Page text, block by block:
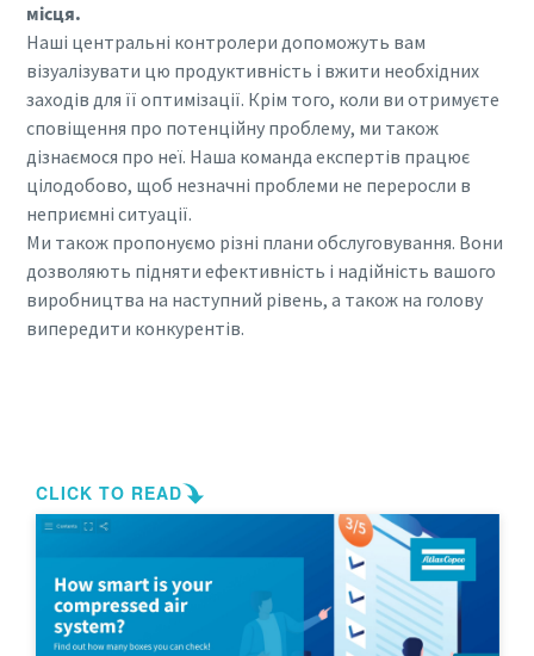
місця.
Наші центральні контролери допоможуть вам
візуалізувати цю продуктивність і вжити необхідних
заходів для її оптимізації. Крім того, коли ви отримуєте
сповіщення про потенційну проблему, ми також
дізнаємося про неї. Наша команда експертів працює
цілодобово, щоб незначні проблеми не переросли в
неприємні ситуації.
Ми також пропонуємо різні плани обслуговування. Вони
дозволяють підняти ефективність і надійність вашого
виробництва на наступний рівень, а також на голову
випередити конкурентів.